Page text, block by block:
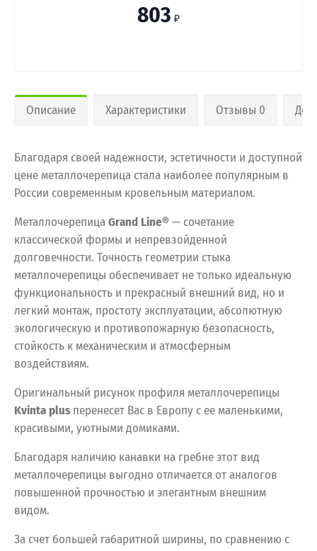
803 ₽
Описание Характеристики Отзывы 0
Благодаря своей надежности, эстетичности и доступной
цене металлочерепица стала наиболее популярным в
России современным кровельным материалом.
МеталлочерепицаGrand Line® — сочетание
классической формы и непревзойденной
долговечности. Точность геометрии стыка
металлочерепицы обеспечивает не только идеальную
функциональность и прекрасный внешний вид, но и
легкий монтаж, простоту эксплуатации, абсолютную
экологическую и противопожарную безопасность,
стойкость к механическим и атмосферным
воздействиям.
Оригинальный рисунок профиля металлочерепицы
Kvinta plus перенесет Вас в Европу с ее маленькими,
красивыми, уютными домиками.
Благодаря наличию канавки на гребне этот вид
металлочерепицы выгодно отличается от аналогов
повышенной прочностью и элегантным внешним
видом.
За счет большей габаритной ширины, по сравнению с